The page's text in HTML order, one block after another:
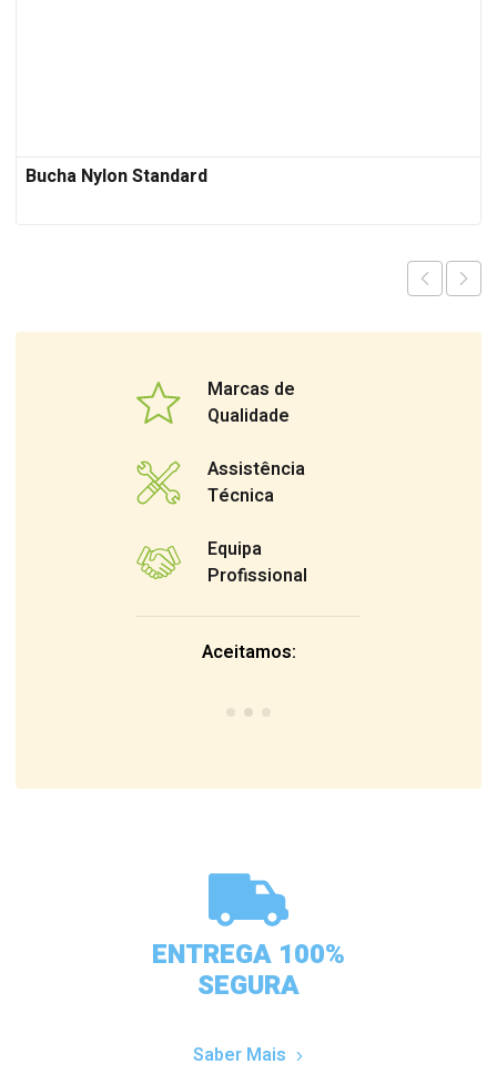
Bucha Nylon Standard
Marcas de
Qualidade
Assistência
Técnica
Equipa
Profissional
Aceitamos:
ENTREGA 100%
SEGURA
Saber Mais